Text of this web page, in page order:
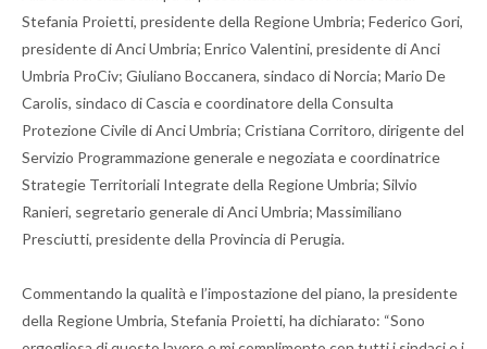
Stefania Proietti, presidente della Regione Umbria; Federico Gori,
presidente di Anci Umbria; Enrico Valentini, presidente di Anci
Umbria ProCiv; Giuliano Boccanera, sindaco di Norcia; Mario De
Carolis, sindaco di Cascia e coordinatore della Consulta
Protezione Civile di Anci Umbria; Cristiana Corritoro, dirigente del
Servizio Programmazione generale e negoziata e coordinatrice
Strategie Territoriali Integrate della Regione Umbria; Silvio
Ranieri, segretario generale di Anci Umbria; Massimiliano
Presciutti, presidente della Provincia di Perugia.
Commentando la qualità e l’impostazione del piano, la presidente
della Regione Umbria, Stefania Proietti, ha dichiarato: “Sono